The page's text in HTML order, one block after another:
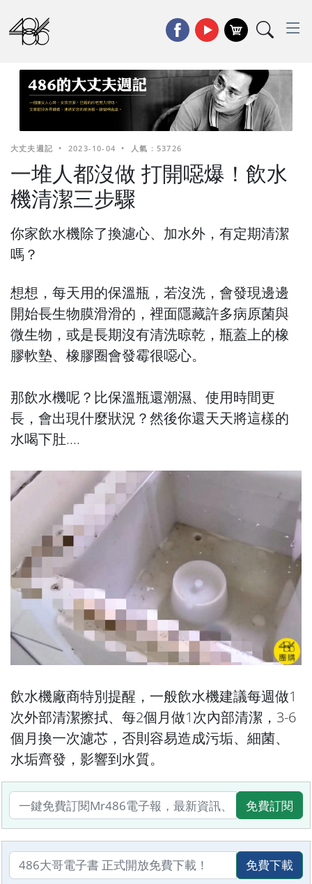
大丈夫週記 • 2023-10-04 • 人氣 : 53726
一堆人都沒做 打開噁爆！飲水
機清潔三步驟
你家飲水機除了換濾心、加水外，有定期清潔
嗎？
想想，每天用的保溫瓶，若沒洗，會發現邊邊
開始長生物膜滑滑的，裡面隱藏許多病原菌與
微生物，或是長期沒有清洗晾乾，瓶蓋上的橡
膠軟墊、橡膠圈會發霉很噁心。
那飲水機呢？比保溫瓶還潮濕、使用時間更
長，會出現什麼狀況？然後你還天天將這樣的
水喝下肚....
飲水機廠商特別提醒，一般飲水機建議每週做1
次外部清潔擦拭、每2個月做1次內部清潔，3-6
個月換一次濾芯，否則容易造成污垢、細菌、
水垢齊發，影響到水質。
免費訂閱
免費下載